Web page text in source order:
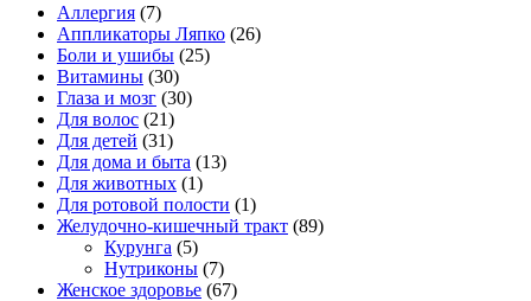
Аллергия (7)
Аппликаторы Ляпко (26)
Боли и ушибы (25)
Витамины (30)
Глаза и мозг (30)
Для волос (21)
Для детей (31)
Для дома и быта (13)
Для животных (1)
Для ротовой полости (1)
Желудочно-кишечный тракт (89)
Курунга (5)
Нутриконы (7)
Женское здоровье (67)